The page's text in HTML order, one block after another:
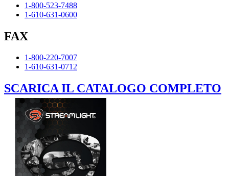
1-800-523-7488
1-610-631-0600
FAX
1-800-220-7007
1-610-631-0712
SCARICA IL CATALOGO COMPLETO